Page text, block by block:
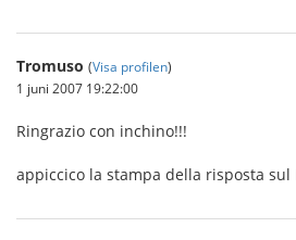
Tromuso (Visa profilen)
1 juni 2007 19:22:00
Ringrazio con inchino!!!
appiccico la stampa della risposta